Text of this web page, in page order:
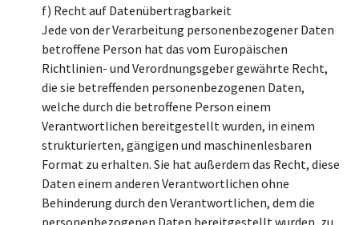
f) Recht auf Datenübertragbarkeit
Jede von der Verarbeitung personenbezogener Daten
betroffene Person hat das vom Europäischen
Richtlinien- und Verordnungsgeber gewährte Recht,
die sie betreffenden personenbezogenen Daten,
welche durch die betroffene Person einem
Verantwortlichen bereitgestellt wurden, in einem
strukturierten, gängigen und maschinenlesbaren
Format zu erhalten. Sie hat außerdem das Recht, diese
Daten einem anderen Verantwortlichen ohne
Behinderung durch den Verantwortlichen, dem die
personenbezogenen Daten bereitgestellt wurden, zu